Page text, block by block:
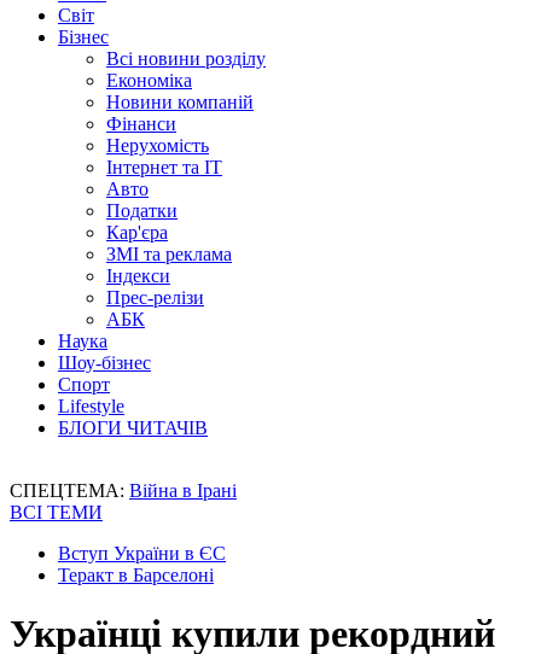
Світ
Бізнес
Всі новини розділу
Економіка
Новини компаній
Фінанси
Нерухомість
Інтернет та IT
Авто
Податки
Кар'єра
ЗМІ та реклама
Індекси
Прес-релізи
АБК
Наука
Шоу-бізнес
Спорт
Lifestyle
БЛОГИ ЧИТАЧІВ
СПЕЦТЕМА: Війна в Ірані
ВСІ ТЕМИ
Вступ України в ЄС
Теракт в Барселоні
Українці купили рекордний